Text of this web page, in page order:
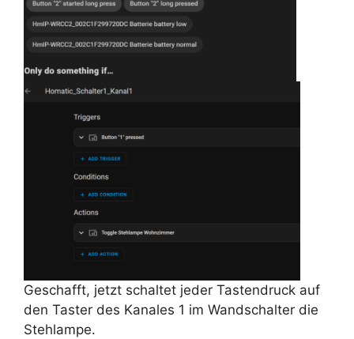
Geschafft, jetzt schaltet jeder Tastendruck auf
den Taster des Kanales 1 im Wandschalter die
Stehlampe.